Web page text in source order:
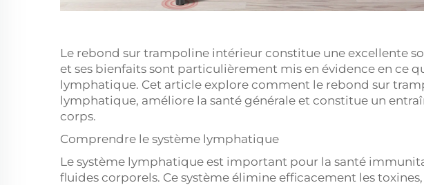
Le rebond sur trampoline intérieur constitue une excellente
et ses bienfaits sont particulièrement mis en évidence en ce
lymphatique. Cet article explore comment le rebond sur
lymphatique, améliore la santé générale et constitue un
corps.
Comprendre le système lymphatique
Le système lymphatique est important pour la santé
fluides corporels. Ce système élimine efficacement les